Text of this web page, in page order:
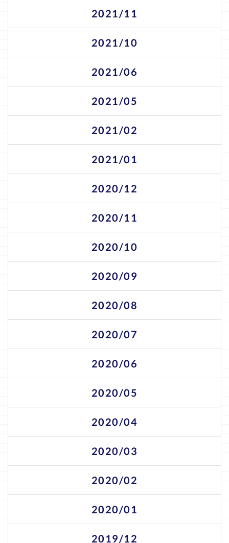
2021/11
2021/10
2021/06
2021/05
2021/02
2021/01
2020/12
2020/11
2020/10
2020/09
2020/08
2020/07
2020/06
2020/05
2020/04
2020/03
2020/02
2020/01
2019/12